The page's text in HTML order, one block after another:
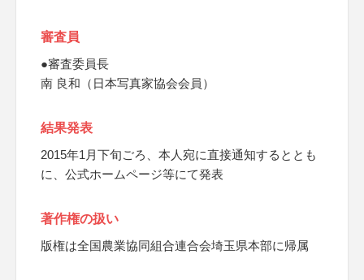
審査員
●審査委員長
南 良和（日本写真家協会会員）
結果発表
2015年1月下旬ごろ、本人宛に直接通知するととも
に、公式ホームページ等にて発表
著作権の扱い
版権は全国農業協同組合連合会埼玉県本部に帰属